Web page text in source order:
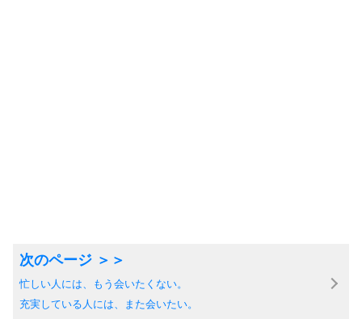
忙しい人には、もう会いたくない。
充実している人には、また会いたい。